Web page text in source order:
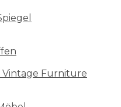
Vintage Furniture